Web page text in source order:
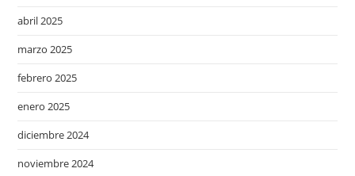
abril 2025
marzo 2025
febrero 2025
enero 2025
diciembre 2024
noviembre 2024